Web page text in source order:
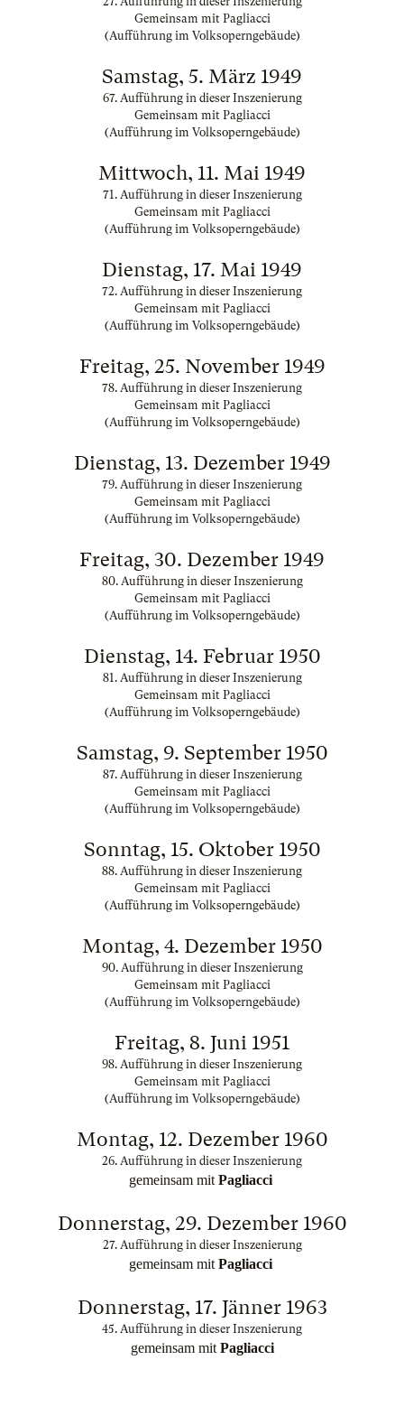
Gemeinsam mit Pagliacci
(Aufführung im Volksoperngebäude)
Samstag, 5. März 1949
67. Aufführung in dieser Inszenierung
Gemeinsam mit Pagliacci
(Aufführung im Volksoperngebäude)
Mittwoch, 11. Mai 1949
71. Aufführung in dieser Inszenierung
Gemeinsam mit Pagliacci
(Aufführung im Volksoperngebäude)
Dienstag, 17. Mai 1949
72. Aufführung in dieser Inszenierung
Gemeinsam mit Pagliacci
(Aufführung im Volksoperngebäude)
Freitag, 25. November 1949
78. Aufführung in dieser Inszenierung
Gemeinsam mit Pagliacci
(Aufführung im Volksoperngebäude)
Dienstag, 13. Dezember 1949
79. Aufführung in dieser Inszenierung
Gemeinsam mit Pagliacci
(Aufführung im Volksoperngebäude)
Freitag, 30. Dezember 1949
80. Aufführung in dieser Inszenierung
Gemeinsam mit Pagliacci
(Aufführung im Volksoperngebäude)
Dienstag, 14. Februar 1950
81. Aufführung in dieser Inszenierung
Gemeinsam mit Pagliacci
(Aufführung im Volksoperngebäude)
Samstag, 9. September 1950
87. Aufführung in dieser Inszenierung
Gemeinsam mit Pagliacci
(Aufführung im Volksoperngebäude)
Sonntag, 15. Oktober 1950
88. Aufführung in dieser Inszenierung
Gemeinsam mit Pagliacci
(Aufführung im Volksoperngebäude)
Montag, 4. Dezember 1950
90. Aufführung in dieser Inszenierung
Gemeinsam mit Pagliacci
(Aufführung im Volksoperngebäude)
Freitag, 8. Juni 1951
98. Aufführung in dieser Inszenierung
Gemeinsam mit Pagliacci
(Aufführung im Volksoperngebäude)
Montag, 12. Dezember 1960
26. Aufführung in dieser Inszenierung
gemeinsam mit Pagliacci
Donnerstag, 29. Dezember 1960
27. Aufführung in dieser Inszenierung
gemeinsam mit Pagliacci
Donnerstag, 17. Jänner 1963
45. Aufführung in dieser Inszenierung
gemeinsam mit Pagliacci